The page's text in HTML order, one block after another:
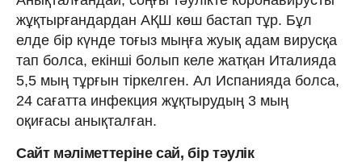
жұқтырғандардан АҚШ көш бастап тұр. Бұл
елде бір күнде тоғыз мыңға жуық адам вирусқа
тап болса, екінші болып келе жатқан Италияда
5,5 мың тұрғын тіркелген. Ал Испанияда болса,
24 сағатта инфекция жұқтырудың 3 мың
оқиғасы анықталған.
Сайт мәліметтеріне сай, бір тәулік